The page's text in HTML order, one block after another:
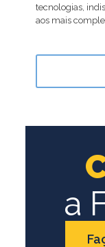
tecnologias,
aos mais
a